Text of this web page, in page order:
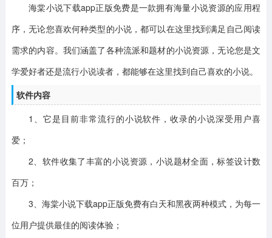
海棠小说下载app正版免费是一款拥有海量小说资源的应用程
序，无论您喜欢何种类型的小说，都可以在这里找到满足自己阅读
需求的内容。我们涵盖了各种流派和题材的小说资源，无论您是文
学爱好者还是流行小说读者，都能够在这里找到自己喜欢的小说。
软件内容
1、它是目前非常流行的小说软件，收录的小说深受用户喜
爱；
2、软件收集了丰富的小说资源，小说题材全面，标签设计数
百万；
3、海棠小说下载app正版免费有白天和黑夜两种模式，为每一
位用户提供最佳的阅读体验；